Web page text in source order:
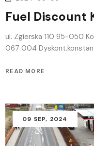
Fuel Discount
ul. Zgierska 110 95-050
067 004
READ MORE
09 SEP, 2024